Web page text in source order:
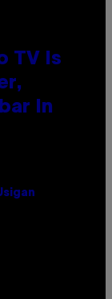
TV Is
In